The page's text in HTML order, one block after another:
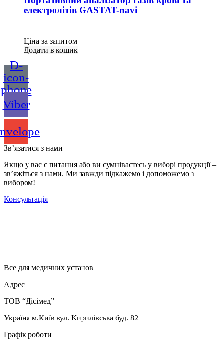
електролітів GASTAT-navi
Ціна за запитом
Додати в кошик
D-
icon-
phone
Viber
Зв’язатися з нами
Якщо у вас є питання або ви сумніваєтесь у виборі продукції –
зв’яжіться з нами. Ми завжди підкажемо і допоможемо з
вибором!
Консультація
Все для медичних установ
Адрес
ТОВ “Дісімед”
Україна м.Київ вул. Кирилівська буд. 82
Графік роботи